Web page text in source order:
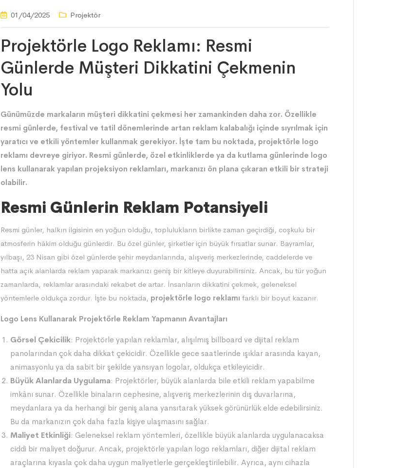
01/04/2025 Projektör
Projektörle Logo Reklamı: Resmi
Günlerde Müşteri Dikkatini Çekmenin
Yolu
Günümüzde markaların müşteri dikkatini çekmesi her zamankinden daha zor. Özellikle
resmi günlerde, festival ve tatil dönemlerinde artan reklam kalabalığı içinde sıyrılmak için
yaratıcı ve etkili yöntemler kullanmak gerekiyor. İşte tam bu noktada, projektörle logo
reklamı devreye giriyor. Resmi günlerde, özel etkinliklerde ya da kutlama günlerinde logo
lens kullanarak yapılan projeksiyon reklamları, markanızı ön plana çıkaran etkili bir strateji
olabilir.
Resmi Günlerin Reklam Potansiyeli
Resmi günler, halkın ilgisinin en yoğun olduğu, toplulukların birlikte zaman geçirdiği, coşkulu bir
atmosferin hâkim olduğu günlerdir. Bu özel günler, şirketler için büyük fırsatlar sunar. Bayramlar,
yılbaşı, 23 Nisan gibi özel günlerde şehir meydanlarında, alışveriş merkezlerinde, caddelerde ve
hatta açık alanlarda reklam yaparak markanızı geniş bir kitleye duyurabilirsiniz. Ancak, bu tür yoğun
zamanlarda, reklamlar arasındaki rekabet de artar. İnsanların dikkatini çekmek, geleneksel
yöntemlerle oldukça zordur. İşte bu noktada, projektörle logo reklamı farklı bir boyut kazanır.
Logo Lens Kullanarak Projektörle Reklam Yapmanın Avantajları
Görsel Çekicilik: Projektörle yapılan reklamlar, alışılmış billboard ve dijital reklam
panolarından çok daha dikkat çekicidir. Özellikle gece saatlerinde ışıklar arasında kayan,
animasyonlu ya da sabit bir şekilde yansıyan logolar, oldukça etkileyicidir.
Büyük Alanlarda Uygulama: Projektörler, büyük alanlarda bile etkili reklam yapabilme
imkânı sunar. Özellikle binaların cephesine, alışveriş merkezlerinin dış duvarlarına,
meydanlara ya da herhangi bir geniş alana yansıtarak yüksek görünürlük elde edebilirsiniz.
Bu da markanızın çok daha fazla kişiye ulaşmasını sağlar.
Maliyet Etkinliği: Geleneksel reklam yöntemleri, özellikle büyük alanlarda uygulanacaksa
ciddi bir maliyet doğurur. Ancak, projektörle yapılan logo reklamları, diğer dijital reklam
araçlarına kıyasla çok daha uygun maliyetlerle gerçekleştirilebilir. Ayrıca, aynı cihazla